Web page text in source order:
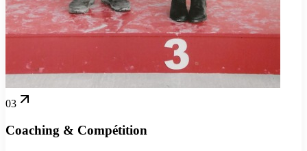
03
Coaching & Compétition